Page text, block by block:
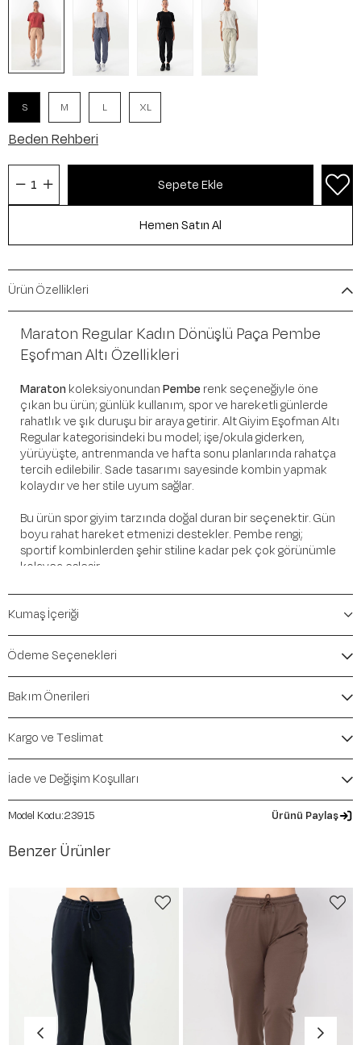
S M L XL
Beden Rehberi
Ürün Özellikleri
Maraton Regular Kadın Dönüşlü Paça Pembe
Eşofman Altı Özellikleri
Maraton koleksiyonundanPembe renk seçeneğiyle öne
çıkan bu ürün; günlük kullanım, spor ve hareketli günlerde
rahatlık ve şık duruşu bir araya getirir. Alt Giyim Eşofman Altı
Regular kategorisindeki bu model; işe/okula giderken,
yürüyüşte, antrenmanda ve hafta sonu planlarında rahatça
tercih edilebilir. Sade tasarımı sayesinde kombin yapmak
kolaydır ve her stile uyum sağlar.
Bu ürün spor giyim tarzında doğal duran bir seçenektir. Gün
boyu rahat hareket etmenizi destekler. Pembe rengi;
sportif kombinlerden şehir stiline kadar pek çok görünümle
kolayca eşleşir.
Öne Çıkan Detaylar
Marka:Maraton
Renk:Pembe
Elastane
Kalıp / Form:Regular
Mevsim:İlkbahar-Yaz
Kumaş İçeriği
Ödeme Seçenekleri
Bakım Önerileri
Kargo ve Teslimat
İade ve Değişim Koşulları
23915 Ürünü Paylaş
Benzer Ürünler